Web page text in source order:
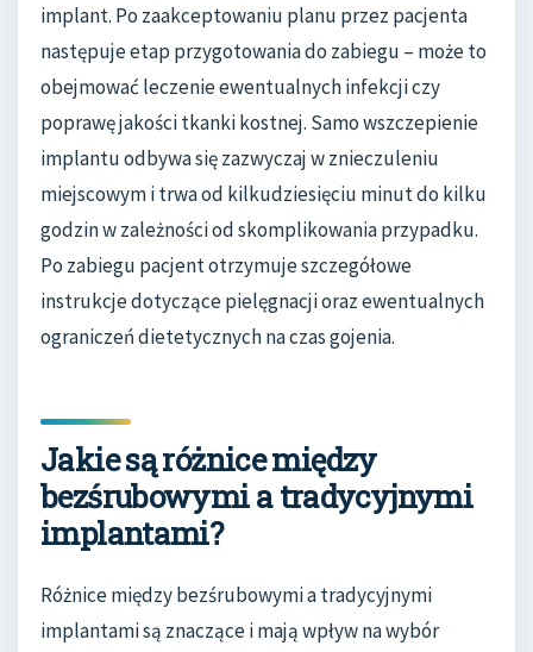
implant. Po zaakceptowaniu planu przez pacjenta
następuje etap przygotowania do zabiegu – może to
obejmować leczenie ewentualnych infekcji czy
poprawę jakości tkanki kostnej. Samo wszczepienie
implantu odbywa się zazwyczaj w znieczuleniu
miejscowym i trwa od kilkudziesięciu minut do kilku
godzin w zależności od skomplikowania przypadku.
Po zabiegu pacjent otrzymuje szczegółowe
instrukcje dotyczące pielęgnacji oraz ewentualnych
ograniczeń dietetycznych na czas gojenia.
Jakie są różnice między
bezśrubowymi a tradycyjnymi
implantami?
Różnice między bezśrubowymi a tradycyjnymi
implantami są znaczące i mają wpływ na wybór